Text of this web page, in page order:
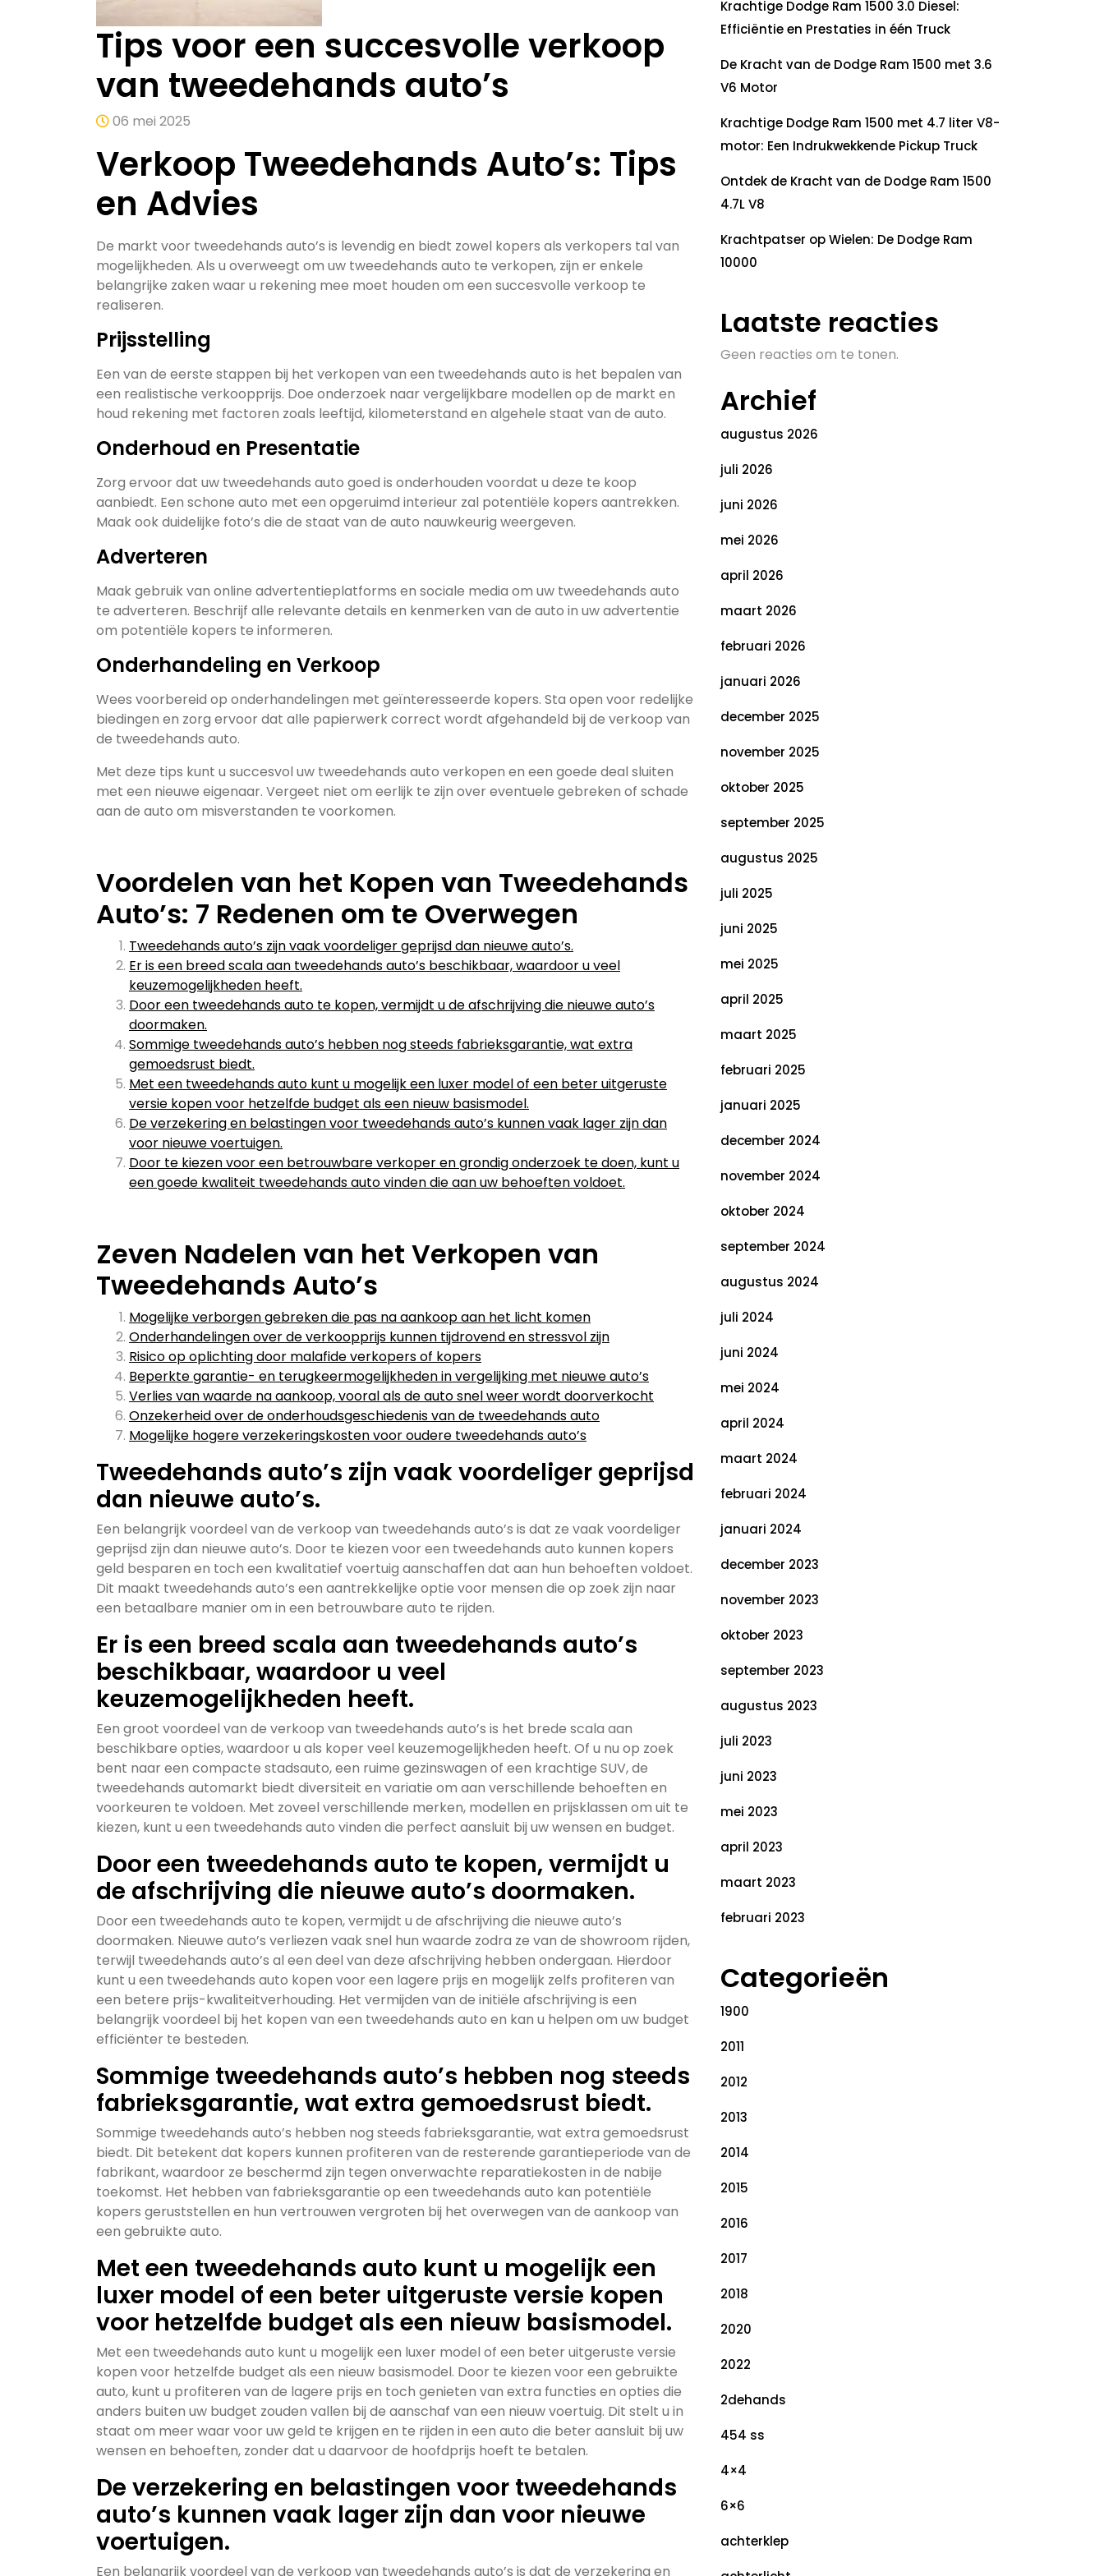
Tips voor een succesvolle verkoop
van tweedehands auto’s
06 mei 2025
Verkoop Tweedehands Auto’s: Tips
en Advies
De markt voor tweedehands auto’s is levendig en biedt zowel kopers als verkopers tal van
mogelijkheden. Als u overweegt om uw tweedehands auto te verkopen, zijn er enkele
belangrijke zaken waar u rekening mee moet houden om een succesvolle verkoop te
realiseren.
Prijsstelling
Een van de eerste stappen bij het verkopen van een tweedehands auto is het bepalen van
een realistische verkoopprijs. Doe onderzoek naar vergelijkbare modellen op de markt en
houd rekening met factoren zoals leeftijd, kilometerstand en algehele staat van de auto.
Onderhoud en Presentatie
Zorg ervoor dat uw tweedehands auto goed is onderhouden voordat u deze te koop
aanbiedt. Een schone auto met een opgeruimd interieur zal potentiële kopers aantrekken.
Maak ook duidelijke foto’s die de staat van de auto nauwkeurig weergeven.
Adverteren
Maak gebruik van online advertentieplatforms en sociale media om uw tweedehands auto
te adverteren. Beschrijf alle relevante details en kenmerken van de auto in uw advertentie
om potentiële kopers te informeren.
Onderhandeling en Verkoop
Wees voorbereid op onderhandelingen met geïnteresseerde kopers. Sta open voor redelijke
biedingen en zorg ervoor dat alle papierwerk correct wordt afgehandeld bij de verkoop van
de tweedehands auto.
Met deze tips kunt u succesvol uw tweedehands auto verkopen en een goede deal sluiten
met een nieuwe eigenaar. Vergeet niet om eerlijk te zijn over eventuele gebreken of schade
aan de auto om misverstanden te voorkomen.
Voordelen van het Kopen van Tweedehands
Auto’s: 7 Redenen om te Overwegen
Tweedehands auto’s zijn vaak voordeliger geprijsd dan nieuwe auto’s.
Er is een breed scala aan tweedehands auto’s beschikbaar, waardoor u veel
keuzemogelijkheden heeft.
Door een tweedehands auto te kopen, vermijdt u de afschrijving die nieuwe auto’s
doormaken.
Sommige tweedehands auto’s hebben nog steeds fabrieksgarantie, wat extra
gemoedsrust biedt.
Met een tweedehands auto kunt u mogelijk een luxer model of een beter uitgeruste
versie kopen voor hetzelfde budget als een nieuw basismodel.
De verzekering en belastingen voor tweedehands auto’s kunnen vaak lager zijn dan
voor nieuwe voertuigen.
Door te kiezen voor een betrouwbare verkoper en grondig onderzoek te doen, kunt u
een goede kwaliteit tweedehands auto vinden die aan uw behoeften voldoet.
Zeven Nadelen van het Verkopen van
Tweedehands Auto’s
Mogelijke verborgen gebreken die pas na aankoop aan het licht komen
Onderhandelingen over de verkoopprijs kunnen tijdrovend en stressvol zijn
Risico op oplichting door malafide verkopers of kopers
Beperkte garantie- en terugkeermogelijkheden in vergelijking met nieuwe auto’s
Verlies van waarde na aankoop, vooral als de auto snel weer wordt doorverkocht
Onzekerheid over de onderhoudsgeschiedenis van de tweedehands auto
Mogelijke hogere verzekeringskosten voor oudere tweedehands auto’s
Tweedehands auto’s zijn vaak voordeliger geprijsd
dan nieuwe auto’s.
Een belangrijk voordeel van de verkoop van tweedehands auto’s is dat ze vaak voordeliger
geprijsd zijn dan nieuwe auto’s. Door te kiezen voor een tweedehands auto kunnen kopers
geld besparen en toch een kwalitatief voertuig aanschaffen dat aan hun behoeften voldoet.
Dit maakt tweedehands auto’s een aantrekkelijke optie voor mensen die op zoek zijn naar
een betaalbare manier om in een betrouwbare auto te rijden.
Er is een breed scala aan tweedehands auto’s
beschikbaar, waardoor u veel
keuzemogelijkheden heeft.
Een groot voordeel van de verkoop van tweedehands auto’s is het brede scala aan
beschikbare opties, waardoor u als koper veel keuzemogelijkheden heeft. Of u nu op zoek
bent naar een compacte stadsauto, een ruime gezinswagen of een krachtige SUV, de
tweedehands automarkt biedt diversiteit en variatie om aan verschillende behoeften en
voorkeuren te voldoen. Met zoveel verschillende merken, modellen en prijsklassen om uit te
kiezen, kunt u een tweedehands auto vinden die perfect aansluit bij uw wensen en budget.
Door een tweedehands auto te kopen, vermijdt u
de afschrijving die nieuwe auto’s doormaken.
Door een tweedehands auto te kopen, vermijdt u de afschrijving die nieuwe auto’s
doormaken. Nieuwe auto’s verliezen vaak snel hun waarde zodra ze van de showroom rijden,
terwijl tweedehands auto’s al een deel van deze afschrijving hebben ondergaan. Hierdoor
kunt u een tweedehands auto kopen voor een lagere prijs en mogelijk zelfs profiteren van
een betere prijs-kwaliteitverhouding. Het vermijden van de initiële afschrijving is een
belangrijk voordeel bij het kopen van een tweedehands auto en kan u helpen om uw budget
efficiënter te besteden.
Sommige tweedehands auto’s hebben nog steeds
fabrieksgarantie, wat extra gemoedsrust biedt.
Sommige tweedehands auto’s hebben nog steeds fabrieksgarantie, wat extra gemoedsrust
biedt. Dit betekent dat kopers kunnen profiteren van de resterende garantieperiode van de
fabrikant, waardoor ze beschermd zijn tegen onverwachte reparatiekosten in de nabije
toekomst. Het hebben van fabrieksgarantie op een tweedehands auto kan potentiële
kopers geruststellen en hun vertrouwen vergroten bij het overwegen van de aankoop van
een gebruikte auto.
Met een tweedehands auto kunt u mogelijk een
luxer model of een beter uitgeruste versie kopen
voor hetzelfde budget als een nieuw basismodel.
Met een tweedehands auto kunt u mogelijk een luxer model of een beter uitgeruste versie
kopen voor hetzelfde budget als een nieuw basismodel. Door te kiezen voor een gebruikte
auto, kunt u profiteren van de lagere prijs en toch genieten van extra functies en opties die
anders buiten uw budget zouden vallen bij de aanschaf van een nieuw voertuig. Dit stelt u in
staat om meer waar voor uw geld te krijgen en te rijden in een auto die beter aansluit bij uw
wensen en behoeften, zonder dat u daarvoor de hoofdprijs hoeft te betalen.
De verzekering en belastingen voor tweedehands
auto’s kunnen vaak lager zijn dan voor nieuwe
voertuigen.
Een belangrijk voordeel van de verkoop van tweedehands auto’s is dat de verzekering en
Krachtige Dodge Ram 1500 3.0 Diesel:
Efficiëntie en Prestaties in één Truck
De Kracht van de Dodge Ram 1500 met 3.6
V6 Motor
Krachtige Dodge Ram 1500 met 4.7 liter V8-
motor: Een Indrukwekkende Pickup Truck
Ontdek de Kracht van de Dodge Ram 1500
4.7L V8
Krachtpatser op Wielen: De Dodge Ram
10000
Laatste reacties
Geen reacties om te tonen.
Archief
augustus 2026
juli 2026
juni 2026
mei 2026
april 2026
maart 2026
februari 2026
januari 2026
december 2025
november 2025
oktober 2025
september 2025
augustus 2025
juli 2025
juni 2025
mei 2025
april 2025
maart 2025
februari 2025
januari 2025
december 2024
november 2024
oktober 2024
september 2024
augustus 2024
juli 2024
juni 2024
mei 2024
april 2024
maart 2024
februari 2024
januari 2024
december 2023
november 2023
oktober 2023
september 2023
augustus 2023
juli 2023
juni 2023
mei 2023
april 2023
maart 2023
februari 2023
Categorieën
1900
2011
2012
2013
2014
2015
2016
2017
2018
2020
2022
2dehands
454 ss
4×4
6×6
achterklep